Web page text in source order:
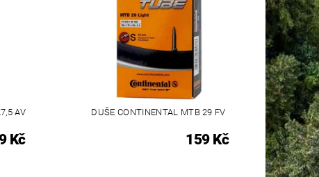
AV
Kč
DUŠE CONTINENTAL MTB 29 FV
159 Kč